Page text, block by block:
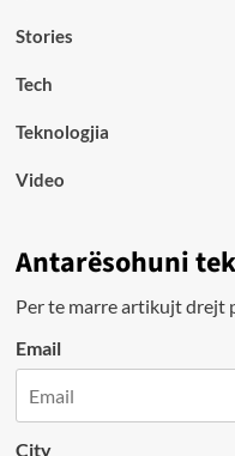
Stories
Tech
Teknologjia
Video
Antarësohuni
Per te marre artikujt drejt
Email
City